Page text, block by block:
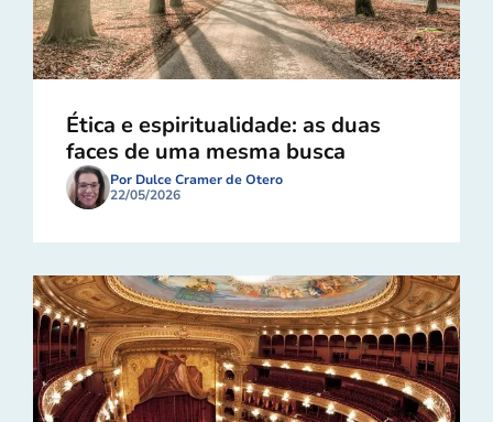
Ética e espiritualidade: as duas
faces de uma mesma busca
Por Dulce Cramer de Otero
22/05/2026